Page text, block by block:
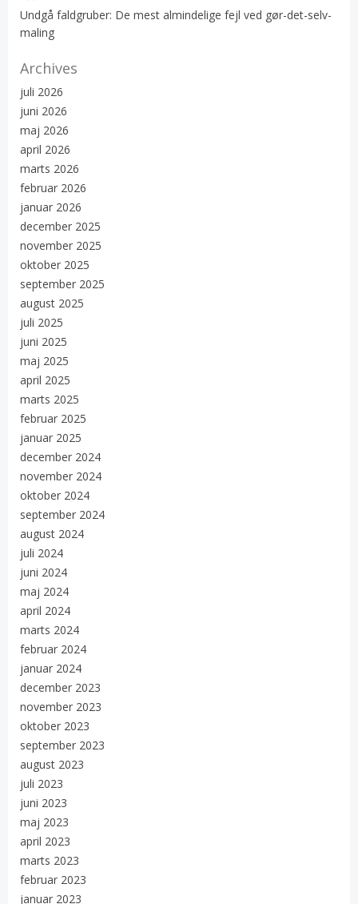
Undgå faldgruber: De mest almindelige fejl ved gør-det-selv-
maling
Archives
juli 2026
juni 2026
maj 2026
april 2026
marts 2026
februar 2026
januar 2026
december 2025
november 2025
oktober 2025
september 2025
august 2025
juli 2025
juni 2025
maj 2025
april 2025
marts 2025
februar 2025
januar 2025
december 2024
november 2024
oktober 2024
september 2024
august 2024
juli 2024
juni 2024
maj 2024
april 2024
marts 2024
februar 2024
januar 2024
december 2023
november 2023
oktober 2023
september 2023
august 2023
juli 2023
juni 2023
maj 2023
april 2023
marts 2023
februar 2023
januar 2023